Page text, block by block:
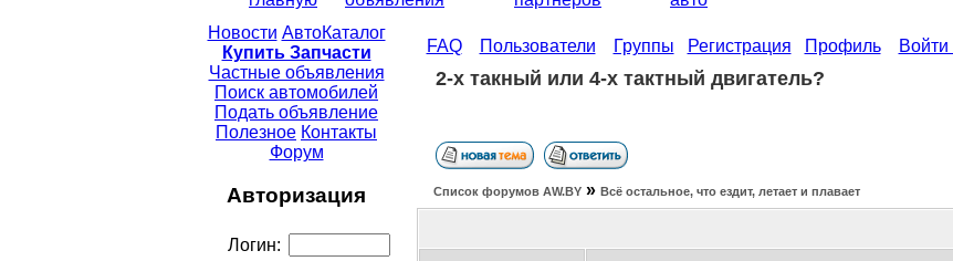
Новости АвтоКаталог
Купить Запчасти
Частные объявления
Поиск автомобилей
Подать объявление
Полезное Контакты
Форум
Авторизация
Логин:
FAQ Пользователи Группы Регистрация Профиль
2-x такный или 4-х тактный двигатель?
Список форумов АW.BY» Всё остальное, что ездит, летает и плавает